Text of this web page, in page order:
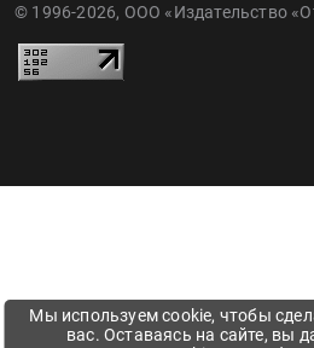
© 1996-2026, ООО «Издательство
Мы используем cookie, чтобы
вас. Оставаясь на сайте, вы